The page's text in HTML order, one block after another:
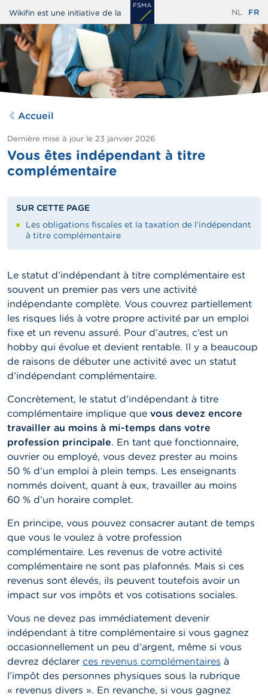
Aller
au
contenu
principal
Wikifin est une initiative de la NL FR
Accueil
Dernière mise à jour le 23 janvier 2026
Vous êtes indépendant à titre
complémentaire
SUR CETTE PAGE
Les obligations fiscales et la taxation de l’indépendant
à titre complémentaire
Le statut d’indépendant à titre complémentaire est
souvent un premier pas vers une activité
indépendante complète. Vous couvrez partiellement
les risques liés à votre propre activité par un emploi
fixe et un revenu assuré. Pour d’autres, c’est un
hobby qui évolue et devient rentable. Il y a beaucoup
de raisons de débuter une activité avec un statut
d’indépendant complémentaire.
Concrètement, le statut d’indépendant à titre
complémentaire implique que vous devez encore
travailler au moins à mi-temps dans votre
profession principale. En tant que fonctionnaire,
ouvrier ou employé, vous devez prester au moins
50 % d’un emploi à plein temps. Les enseignants
nommés doivent, quant à eux, travailler au moins
60 % d’un horaire complet.
En principe, vous pouvez consacrer autant de temps
que vous le voulez à votre profession
complémentaire. Les revenus de votre activité
complémentaire ne sont pas plafonnés. Mais si ces
revenus sont élevés, ils peuvent toutefois avoir un
impact sur vos impôts et vos cotisations sociales.
Vous ne devez pas immédiatement devenir
indépendant à titre complémentaire si vous gagnez
occasionnellement un peu d’argent, même si vous
devrez déclarer ces revenus complémentaires à
l’impôt des personnes physiques sous la rubrique
« revenus divers ». En revanche, si vous gagnez